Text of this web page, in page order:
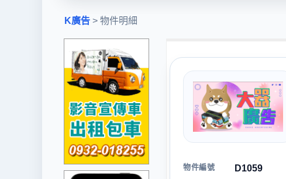
K廣告 > 物件明細
物件編號 D1059